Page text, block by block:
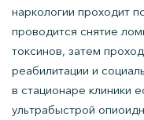
наркологии проходит
проводится снятие
токсинов, затем
реабилитации и
в стационаре клиники
ультрабыстрой